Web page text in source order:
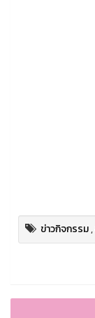
ข่าวกิจกรรม,